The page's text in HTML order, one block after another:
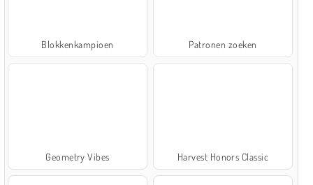
Blokkenkampioen Patronen zoeken
Geometry Vibes Harvest Honors Classic